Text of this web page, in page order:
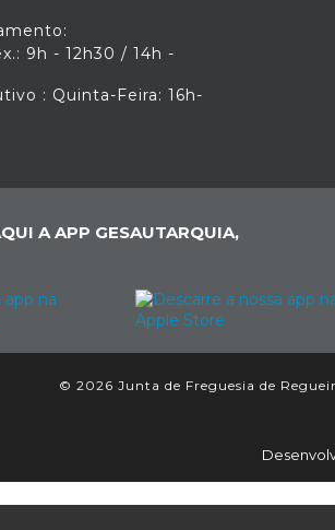
9h - 12h30 / 14h -
: Quinta-Feira: 16h-
A APP GESAUTARQUIA,
© 2026 Junta de Freguesia de